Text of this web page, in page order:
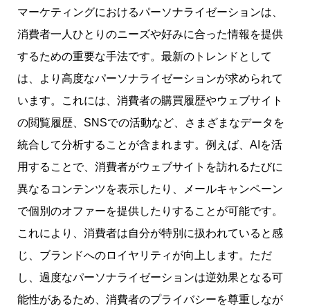
マーケティングにおけるパーソナライゼーションは、
消費者一人ひとりのニーズや好みに合った情報を提供
するための重要な手法です。最新のトレンドとして
は、より高度なパーソナライゼーションが求められて
います。これには、消費者の購買履歴やウェブサイト
の閲覧履歴、SNSでの活動など、さまざまなデータを
統合して分析することが含まれます。例えば、AIを活
用することで、消費者がウェブサイトを訪れるたびに
異なるコンテンツを表示したり、メールキャンペーン
で個別のオファーを提供したりすることが可能です。
これにより、消費者は自分が特別に扱われていると感
じ、ブランドへのロイヤリティが向上します。ただ
し、過度なパーソナライゼーションは逆効果となる可
能性があるため、消費者のプライバシーを尊重しなが